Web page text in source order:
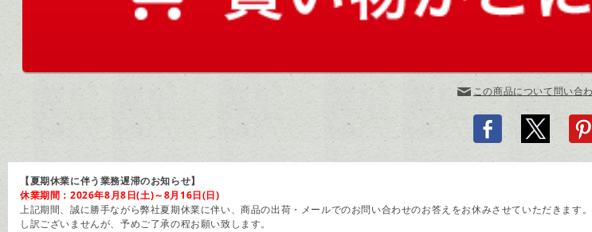
この商品について問い合
【夏期休業に伴う業務遅滞のお知らせ】
休業期間：2026年8月8日(土)～8月16日(日)
上記期間、誠に勝手ながら弊社夏期休業に伴い、商品の出荷・メールでのお問い合わせのお答えをお休みさせていただきま
し訳ございませんが、予めご了承の程お願い致します。